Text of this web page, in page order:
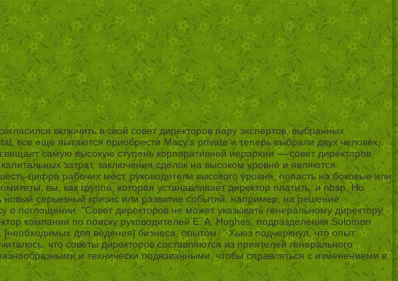
включить в свой совет директоров пару экспертов, выбранных
все еще пытаются приобрести Macy’s private и теперь выбрали двух человек,
самую высокую ступень корпоративной иерархии — совет директоров.
затрат, заключения сделок на высоком уровне и являются
цифра рабочих мест, руководители высокого уровня, попасть на боковые или
вы, как группа, которая устанавливает директор платить. и nbsp, Но
новый серьезный кризис или развитие событий, например, на решение
поглощении. “Совет директоров не может указывать генеральному директору,
компании по поиску руководителей E. A. Hughes, подразделения Solomon
для ведения] бизнеса, опытом. ” Хьюз подчеркнул, что опыт,
что советы директоров составляются из приятелей генерального
и технически подкованными, чтобы справляться с изменениями в